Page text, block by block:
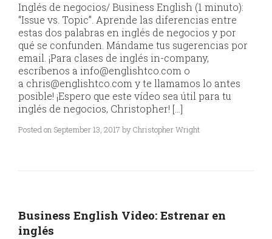
Inglés de negocios/ Business English (1 minuto):
“Issue vs. Topic”. Aprende las diferencias entre
estas dos palabras en inglés de negocios y por
qué se confunden. Mándame tus sugerencias por
email. ¡Para clases de inglés in-company,
escríbenos a info@englishtco.com o
a chris@englishtco.com y te llamamos lo antes
posible! ¡Espero que este vídeo sea útil para tu
inglés de negocios, Christopher! […]
Posted on September 13, 2017 by Christopher Wright
Business English Video: Estrenar en
inglés